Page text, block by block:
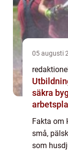
05 augusti
Utbildning
säkra
Fakta om
små,
som